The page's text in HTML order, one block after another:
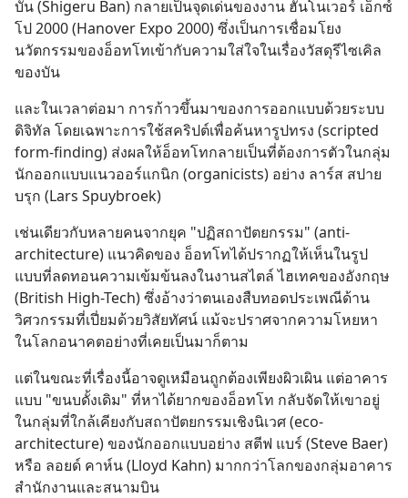
บัน (Shigeru Ban) กลายเป็นจุดเด่นของงาน ฮันโนเวอร์ เอ็กซ์
โป 2000 (Hanover Expo 2000) ซึ่งเป็นการเชื่อมโยง
นวัตกรรมของอ็อทโทเข้ากับความใส่ใจในเรื่องวัสดุรีไซเคิล
ของบัน
และในเวลาต่อมา การก้าวขึ้นมาของการออกแบบด้วยระบบ
ดิจิทัล โดยเฉพาะการใช้สคริปต์เพื่อค้นหารูปทรง (scripted
form-finding) ส่งผลให้อ็อทโทกลายเป็นที่ต้องการตัวในกลุ่ม
นักออกแบบแนวออร์แกนิก (organicists) อย่าง ลาร์ส สปาย
บรุก (Lars Spuybroek)
เช่นเดียวกับหลายคนจากยุค "ปฏิสถาปัตยกรรม" (anti-
architecture) แนวคิดของ อ็อทโทได้ปรากฏให้เห็นในรูป
แบบที่ลดทอนความเข้มข้นลงในงานสไตล์ ไฮเทคของอังกฤษ
(British High-Tech) ซึ่งอ้างว่าตนเองสืบทอดประเพณีด้าน
วิศวกรรมที่เปี่ยมด้วยวิสัยทัศน์ แม้จะปราศจากความโหยหา
ในโลกอนาคตอย่างที่เคยเป็นมาก็ตาม
แต่ในขณะที่เรื่องนี้อาจดูเหมือนถูกต้องเพียงผิวเผิน แต่อาคาร
แบบ "ขนบดั้งเดิม" ที่หาได้ยากของอ็อทโท กลับจัดให้เขาอยู่
ในกลุ่มที่ใกล้เคียงกับสถาปัตยกรรมเชิงนิเวศ (eco-
architecture) ของนักออกแบบอย่าง สตีฟ แบร์ (Steve Baer)
หรือ ลอยด์ คาห์น (Lloyd Kahn) มากกว่าโลกของกลุ่มอาคาร
สำนักงานและสนามบิน